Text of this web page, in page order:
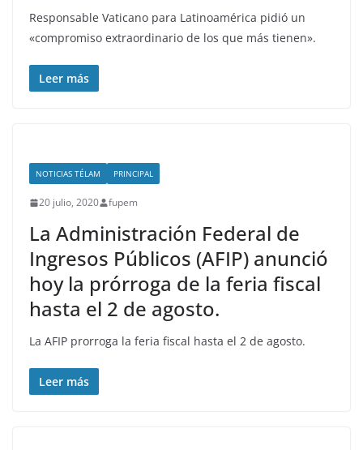
Responsable Vaticano para Latinoamérica pidió un
«compromiso extraordinario de los que más tienen».
Leer más
NOTICIAS TÉLAM PRINCIPAL
20 julio, 2020 fupem
La Administración Federal de
Ingresos Públicos (AFIP) anunció
hoy la prórroga de la feria fiscal
hasta el 2 de agosto.
La AFIP prorroga la feria fiscal hasta el 2 de agosto.
Leer más